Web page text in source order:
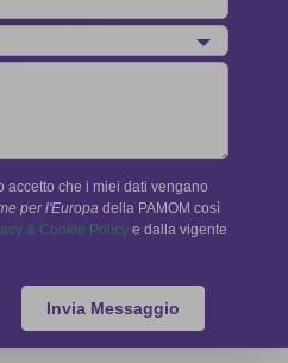
accetto che i miei dati vengano
per l'Europa della PAMOM così
& Cookie Policy e dalla vigente
Invia Messaggio